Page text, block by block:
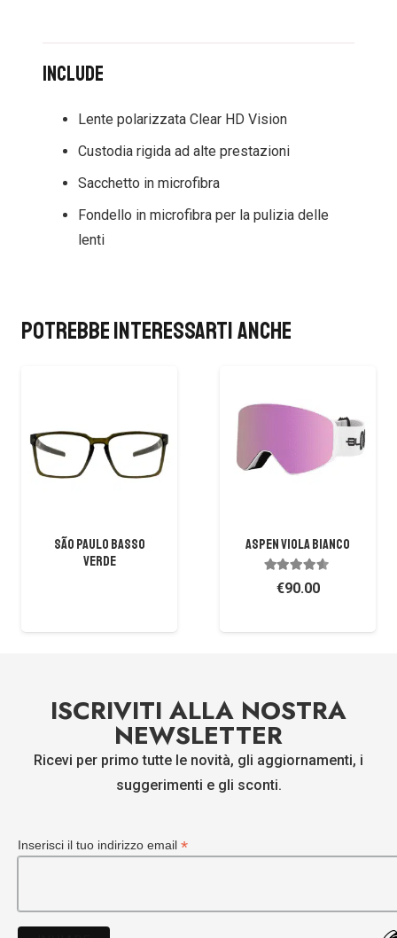
Include
Lente polarizzata Clear HD Vision
Custodia rigida ad alte prestazioni
Sacchetto in microfibra
Fondello in microfibra per la pulizia delle
lenti
Potrebbe interessarti anche
São Paulo Basso
Verde
Aspen Viola Bianco
Valutato4.37
90.00
ISCRIVITI ALLA NOSTRA
NEWSLETTER
Ricevi per primo tutte le novità, gli aggiornamenti, i
suggerimenti e gli sconti.
Inserisci il tuo indirizzo email *